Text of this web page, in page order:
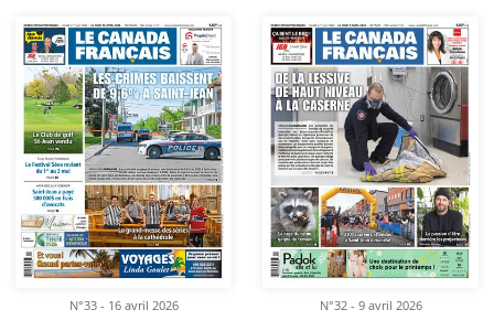
N°33 - 16 avril 2026 N°32 - 9 avril 2026